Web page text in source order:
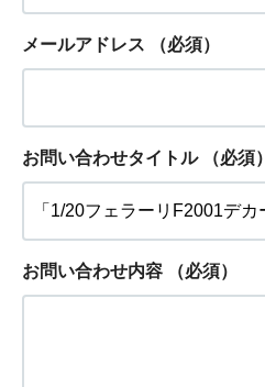
メールアドレス （必須）
お問い合わせタイトル （必須）
お問い合わせ内容 （必須）